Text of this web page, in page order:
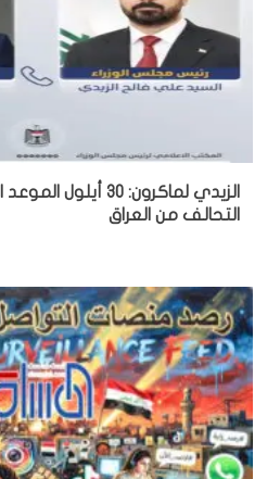
الزيدي لماكرون: 30
التحالف من العراق